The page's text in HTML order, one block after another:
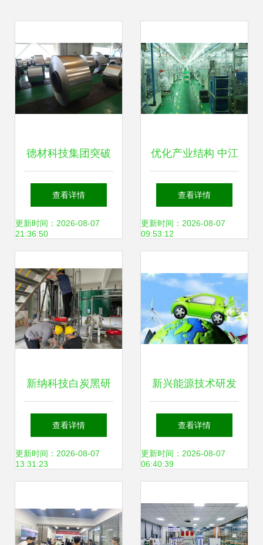
德材科技集团突破
冷轧极薄碳钢技
术，助推新兴能源
查看详情
更新时间：2026-08-07
21:36:50
优化产业结构 中江
培育高新技术与新
兴能源技术研发的
查看详情
更新时间：2026-08-07
09:53:12
新纳科技白炭黑研
究院小试研发线试
验成功，助力新兴
查看详情
更新时间：2026-08-07
13:31:23
新兴能源技术研发
白手起家快速掘金
的环保逆行者
查看详情
更新时间：2026-08-07
06:40:39